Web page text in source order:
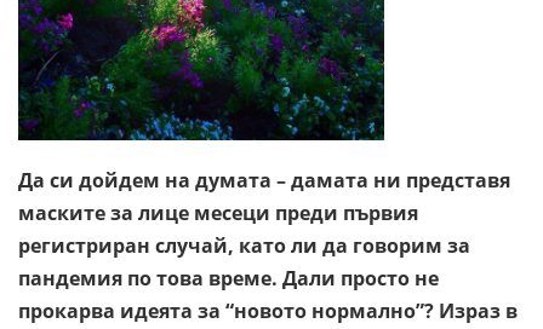
Да си дойдем на думата – дамата ни представя
маските за лице месеци преди първия
регистриран случай, като ли да говорим за
пандемия по това време. Дали просто не
прокарва идеята за “новото нормално”? Израз в